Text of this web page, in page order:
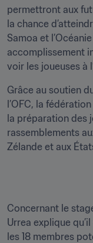
permettront aux
la chance
Samoa et
accomplissement
voir les joueuses à
Grâce au soutien
l’OFC, la
la préparation des
rassemblements
Concernant le
Urrea explique
les 18 membres